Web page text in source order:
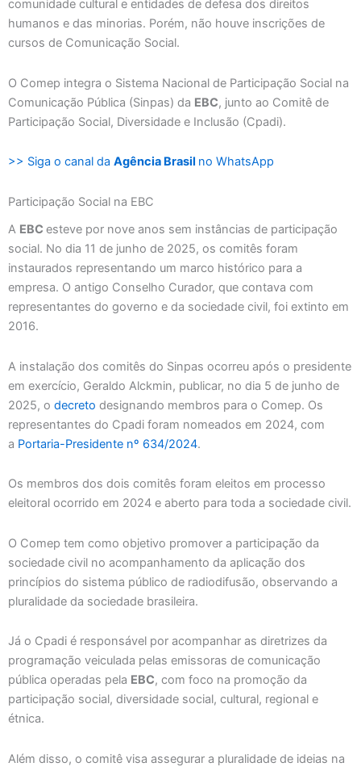
comunidade cultural e entidades de defesa dos direitos
humanos e das minorias. Porém, não houve inscrições de
cursos de Comunicação Social.
O Comep integra o Sistema Nacional de Participação Social na
Comunicação Pública (Sinpas) da EBC, junto ao Comitê de
Participação Social, Diversidade e Inclusão (Cpadi).
>> Siga o canal da Agência Brasil no WhatsApp
Participação Social na EBC
A EBC esteve por nove anos sem instâncias de participação
social. No dia 11 de junho de 2025, os comitês foram
instaurados representando um marco histórico para a
empresa. O antigo Conselho Curador, que contava com
representantes do governo e da sociedade civil, foi extinto em
2016.
A instalação dos comitês do Sinpas ocorreu após o presidente
em exercício, Geraldo Alckmin, publicar, no dia 5 de junho de
2025, o decreto designando membros para o Comep. Os
representantes do Cpadi foram nomeados em 2024, com
a Portaria-Presidente nº 634/2024.
Os membros dos dois comitês foram eleitos em processo
eleitoral ocorrido em 2024 e aberto para toda a sociedade civil.
O Comep tem como objetivo promover a participação da
sociedade civil no acompanhamento da aplicação dos
princípios do sistema público de radiodifusão, observando a
pluralidade da sociedade brasileira.
Já o Cpadi é responsável por acompanhar as diretrizes da
programação veiculada pelas emissoras de comunicação
pública operadas pela EBC, com foco na promoção da
participação social, diversidade social, cultural, regional e
étnica.
Além disso, o comitê visa assegurar a pluralidade de ideias na